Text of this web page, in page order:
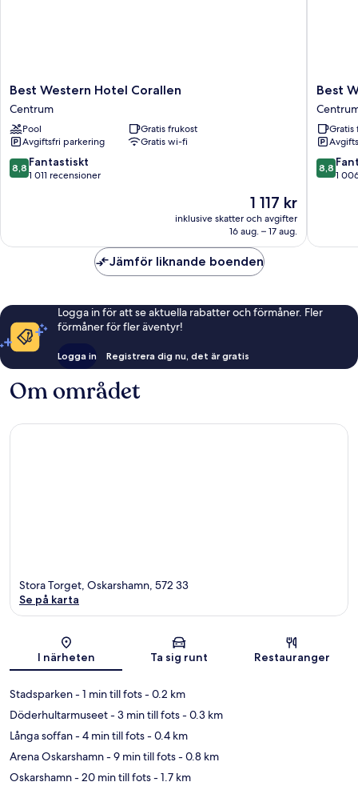
Best
Western
Hotel
Corallen
Centrum
Best Western Hotel Corallen
Centrum
Pool
Gratis frukost
Avgiftsfri parkering
Gratis wi-fi
8.8
av
8,8 Fantastiskt
1 011 recensioner
Priset
är
1 117 kr
1 117 kr
inklusive skatter och avgifter
16 aug. – 17 aug.
Best
Western
Best
Gratis
8.8
av
8,8
1
Jämför liknande boenden
Logga in för att se aktuella rabatter och förmåner. Fler
förmåner för fler äventyr!
Logga in Registrera dig nu, det är gratis
Om området
Karta
Stora Torget, Oskarshamn, 572 33
Se på karta
I närheten Ta sig runt Restauranger
Stadsparken- 1 min till fots- 0.2 km
Döderhultarmuseet- 3 min till fots- 0.3 km
Långa soffan- 4 min till fots- 0.4 km
Arena Oskarshamn- 9 min till fots- 0.8 km
Oskarshamn- 20 min till fots- 1.7 km